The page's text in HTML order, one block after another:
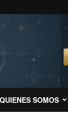
QUIENES SOMOS